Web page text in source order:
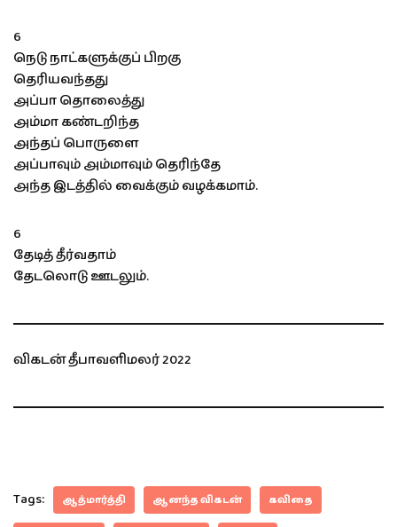
6
நெடு நாட்களுக்குப் பிறகு
தெரியவந்தது
அப்பா தொலைத்து
அம்மா கண்டறிந்த
அந்தப் பொருளை
அப்பாவும் அம்மாவும் தெரிந்தே
அந்த இடத்தில் வைக்கும் வழக்கமாம்.
6
தேடித் தீர்வதாம்
தேடலொடு ஊடலும்.
விகடன் தீபாவளிமலர் 2022
Tags: ஆத்மார்த்தி ஆனந்த விகடன் கவிதை